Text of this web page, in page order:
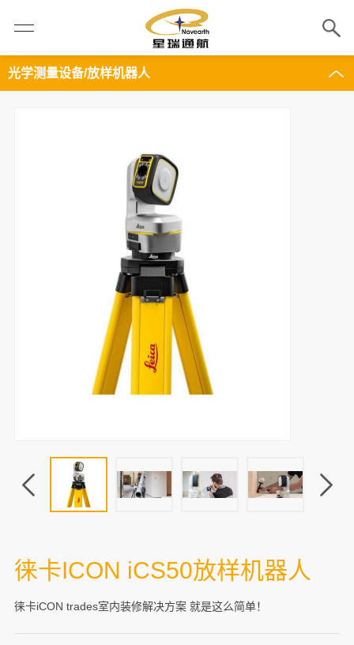
光学测量设备/放样机器人
徕卡ICON iCS50放样机器人
徕卡iCON trades室内装修解决方案 就是这么简单！